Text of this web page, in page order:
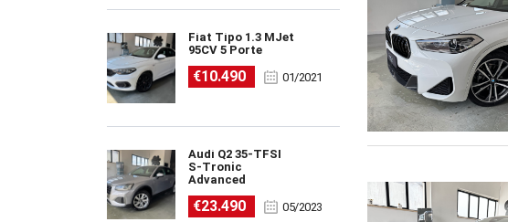
Fiat Tipo 1.3 MJet
95CV 5 Porte
€10.490 01/2021
Audi Q2 35-TFSI
S-Tronic
Advanced
€23.490 05/2023